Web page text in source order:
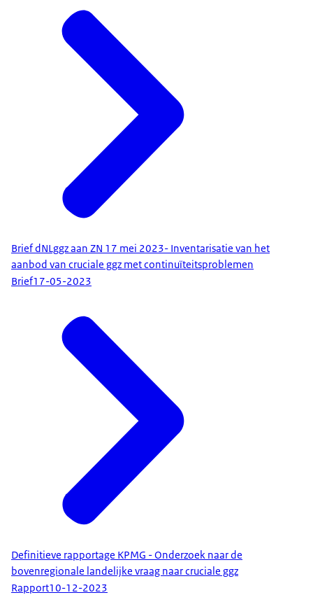
Brief dNLggz aan ZN 17 mei 2023- Inventarisatie van het
aanbod van cruciale ggz met continuïteitsproblemen
Brief17-05-2023
Definitieve rapportage KPMG - Onderzoek naar de
bovenregionale landelijke vraag naar cruciale ggz
Rapport10-12-2023